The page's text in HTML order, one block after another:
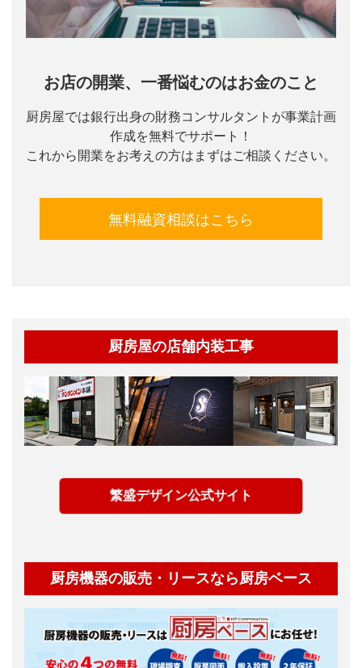
お店の開業、一番悩むのはお金のこと
厨房屋では銀行出身の財務コンサルタントが事業計画
作成を無料でサポート！
これから開業をお考えの方はまずはご相談ください。
無料融資相談はこちら
厨房屋の店舗内装工事
繁盛デザイン公式サイト
厨房機器の販売・リースなら厨房ベース